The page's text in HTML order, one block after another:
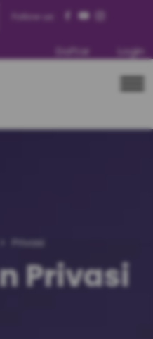
Follow us:
Daftar Login
Privasi
Privasi